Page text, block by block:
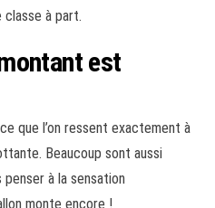
classe à part.
est
que l’on ressent exactement à
Beaucoup sont aussi
à la sensation
monte encore !